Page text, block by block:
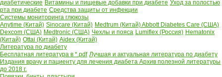
диабетические Витамины и пищевые добавки при диабете Уход за полостью
рта при диабете Средства защиты от инфекции
Системы мониторинга глюкозы
Anytime (Китай) Sinocare (Китай) Medtrum (Китай)Abbott Diabetes Care (США)
Dexcom (США) Medtronic (США) Чехлы и пояса Lumiflex (Россия) Hematonix
(Китай) Ottai (Китай) Aidex (Китай)
Литература по диабету
Бесплатная литература в *.pdf Лучшая и актуальная литература по диабету
Издания врачу и пациенту для лечения диабета Архив полезной литературы
до 2018 г.